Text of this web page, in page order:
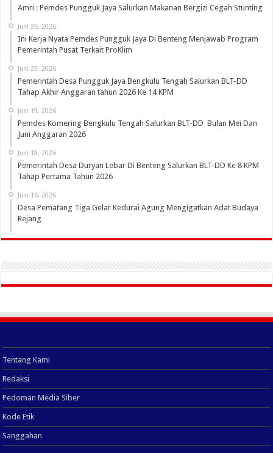
Amri : Pemdes Pungguk Jaya Salurkan Makanan Bergizi Cegah Stunting
Juni 26, 2026
Ini Kerja Nyata Pemdes Pungguk Jaya Di Benteng Menjawab Program
Pemerintah Pusat Terkait ProKlim
Juni 25, 2026
Pemerintah Desa Pungguk Jaya Bengkulu Tengah Salurkan BLT-DD
Tahap Akhir Anggaran tahun 2026 Ke 14 KPM
Juni 19, 2026
Pemdes Komering Bengkulu Tengah Salurkan BLT-DD Bulan Mei Dan
Juni Anggaran 2026
Juni 18, 2026
Pemerintah Desa Duryan Lebar Di Benteng Salurkan BLT-DD Ke 8 KPM
Tahap Pertama Tahun 2026
Juni 16, 2026
Desa Pematang Tiga Gelar Kedurai Agung Mengigatkan Adat Budaya
Rejang
Tentang Kami
Redaksi
Pedoman Media Siber
Kode Etik
Sanggahan